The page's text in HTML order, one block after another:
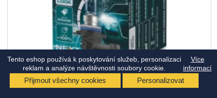
Tento eshop používá k poskytování služeb, personalizaci
reklam a analýze návštěvnosti soubory cookie.
Více
informací
Přijmout všechny cookies Personalizovat